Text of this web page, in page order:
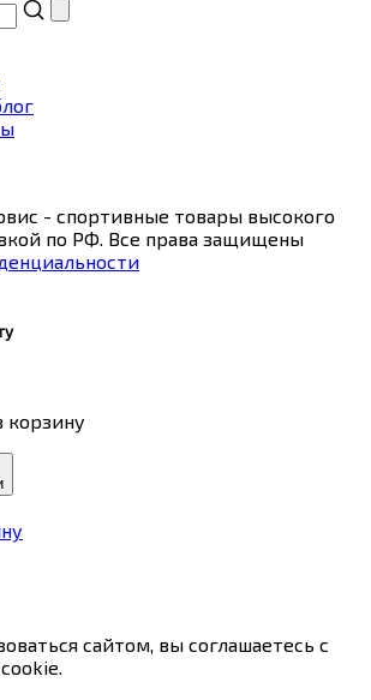
- спортивные товары высокого
по РФ. Все права защищены
корзину
сайтом, вы соглашаетесь с